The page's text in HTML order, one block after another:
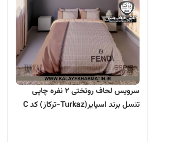
سرویس لحاف روتختی 2 نفره چاپی
تنسل برند اسپایر(Turkaz-ترکاز) کد C